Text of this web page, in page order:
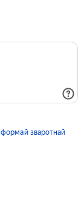
формай зваротнай